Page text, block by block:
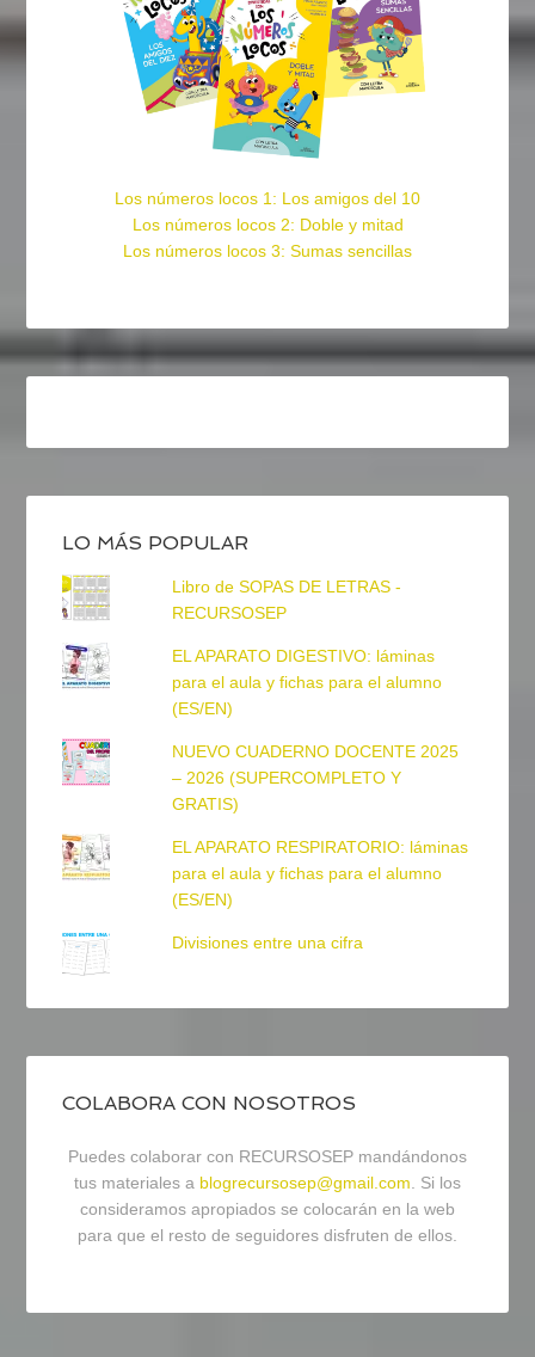
Los números locos 1: Los amigos del 10
Los números locos 2: Doble y mitad
Los números locos 3: Sumas sencillas
LO MÁS POPULAR
Libro de SOPAS DE LETRAS -
RECURSOSEP
EL APARATO DIGESTIVO: láminas
para el aula y fichas para el alumno
(ES/EN)
NUEVO CUADERNO DOCENTE 2025
– 2026 (SUPERCOMPLETO Y
GRATIS)
EL APARATO RESPIRATORIO: láminas
para el aula y fichas para el alumno
(ES/EN)
Divisiones entre una cifra
COLABORA CON NOSOTROS
Puedes colaborar con RECURSOSEP mandándonos
tus materiales a blogrecursosep@gmail.com. Si los
consideramos apropiados se colocarán en la web
para que el resto de seguidores disfruten de ellos.